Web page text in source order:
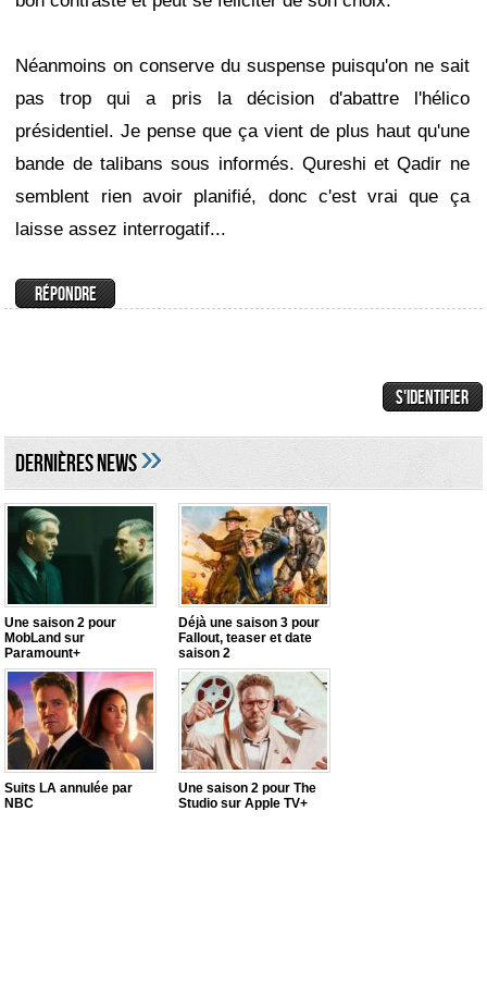
Néanmoins on conserve du suspense puisqu'on ne sait
pas trop qui a pris la décision d'abattre l'hélico
présidentiel. Je pense que ça vient de plus haut qu'une
bande de talibans sous informés. Qureshi et Qadir ne
semblent rien avoir planifié, donc c'est vrai que ça
laisse assez interrogatif...
DERNIÈRES NEWS»
Une saison 2 pour
MobLand sur
Paramount+
Déjà une saison 3 pour
Fallout, teaser et date
saison 2
Suits LA annulée par
NBC
Une saison 2 pour The
Studio sur Apple TV+